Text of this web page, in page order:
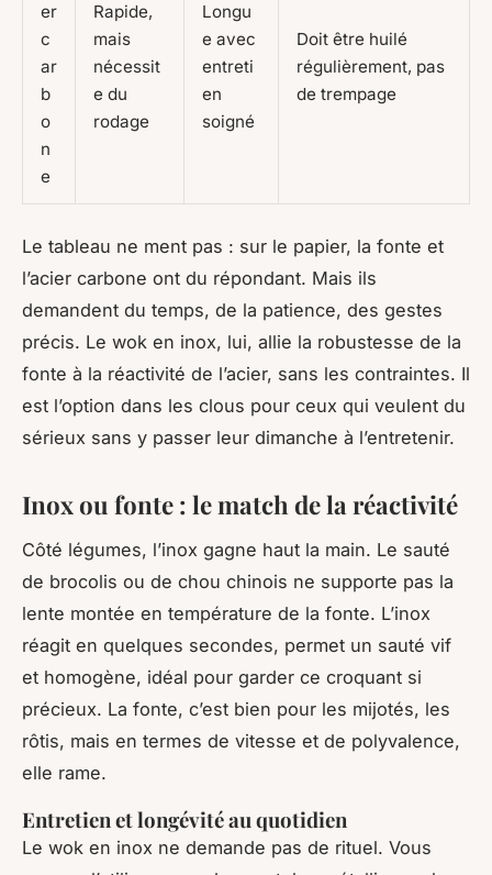
er
c
ar
b
o
n
e
Rapide,
mais
nécessit
e du
rodage
Longu
e avec
entreti
en
soigné
Doit être huilé
régulièrement, pas
de trempage
Le tableau ne ment pas : sur le papier, la fonte et
l’acier carbone ont du répondant. Mais ils
demandent du temps, de la patience, des gestes
précis. Le wok en inox, lui, allie la robustesse de la
fonte à la réactivité de l’acier, sans les contraintes. Il
est l’option dans les clous pour ceux qui veulent du
sérieux sans y passer leur dimanche à l’entretenir.
Inox ou fonte : le match de la réactivité
Côté légumes, l’inox gagne haut la main. Le sauté
de brocolis ou de chou chinois ne supporte pas la
lente montée en température de la fonte. L’inox
réagit en quelques secondes, permet un sauté vif
et homogène, idéal pour garder ce croquant si
précieux. La fonte, c’est bien pour les mijotés, les
rôtis, mais en termes de vitesse et de polyvalence,
elle rame.
Entretien et longévité au quotidien
Le wok en inox ne demande pas de rituel. Vous